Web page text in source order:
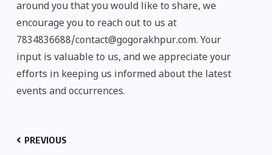
around you that you would like to share, we
encourage you to reach out to us at
7834836688/contact@gogorakhpur.com. Your
input is valuable to us, and we appreciate your
efforts in keeping us informed about the latest
events and occurrences.
PREVIOUS